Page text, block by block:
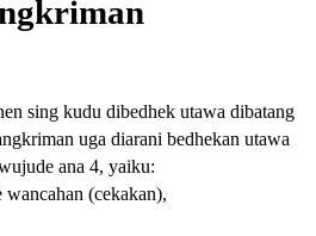
sing kudu dibedhek utawa dibatang
uga diarani bedhekan utawa
ana 4, yaiku:
(cekakan),